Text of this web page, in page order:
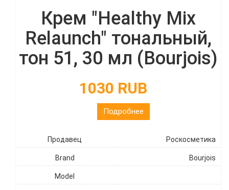
Крем "Healthy Mix
Relaunch" тональный,
тон 51, 30 мл (Bourjois)
1030 RUB
Подробнее
Продавец Роскосметика
Brand Bourjois
Model